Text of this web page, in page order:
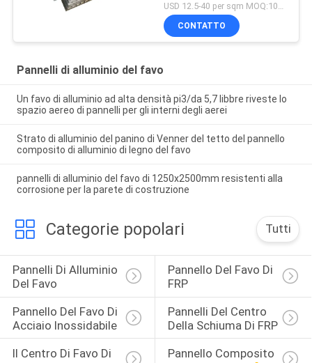
CONTATTO
Pannelli di alluminio del favo
Un favo di alluminio ad alta densità pi3/da 5,7 libbre riveste lo
spazio aereo di pannelli per gli interni degli aerei
Strato di alluminio del panino di Venner del tetto del pannello
composito di alluminio di legno del favo
pannelli di alluminio del favo di 1250x2500mm resistenti alla
corrosione per la parete di costruzione
Categorie popolari Tutti
Pannelli Di Alluminio
Del Favo
Pannello Del Favo Di
FRP
Pannello Del Favo Di
Acciaio Inossidabile
Pannelli Del Centro
Della Schiuma Di FRP
Il Centro Di Favo Di
Pannello Composito